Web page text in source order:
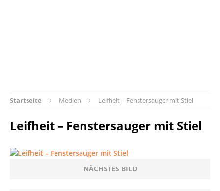
Startseite Medien Leifheit – Fenstersauger mit Stiel
Leifheit – Fenstersauger mit Stiel
NÄCHSTES BILD